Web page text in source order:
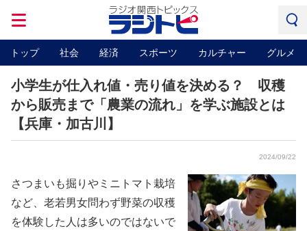
トップ 社会 経済 スポーツ カルチャー グルメ
小学生が仕入れ値・売り値を決める？ 収穫
から販売まで「農業の流れ」を学ぶ施設とは
【兵庫・加古川】
2024/09/22
さつまいも掘りやミニトマト栽培
など、老若男女問わず野菜の収穫
を体験した人は多いのではないで